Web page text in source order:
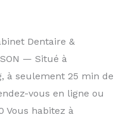
Dentaire &
— Situé à
à seulement 25 min de
vous en ligne ou
Vous habitez à